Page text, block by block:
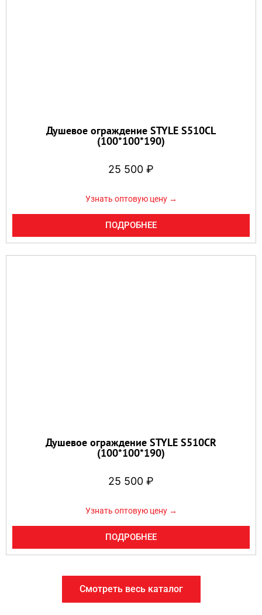
Душевое ограждение STYLE S510CL
(100*100*190)
25 500 ₽
Узнать оптовую цену →
ПОДРОБНЕЕ
Душевое ограждение STYLE S510CR
(100*100*190)
25 500 ₽
Узнать оптовую цену →
ПОДРОБНЕЕ
Смотреть весь каталог